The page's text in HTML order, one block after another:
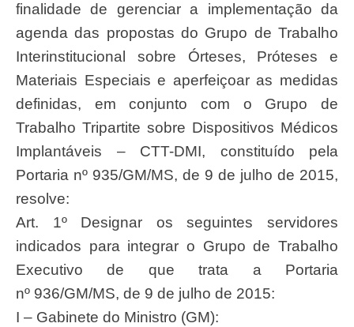
finalidade de gerenciar a implementação da
agenda das propostas do Grupo de Trabalho
Interinstitucional sobre Órteses, Próteses e
Materiais Especiais e aperfeiçoar as medidas
definidas, em conjunto com o Grupo de
Trabalho Tripartite sobre Dispositivos Médicos
Implantáveis – CTT-DMI, constituído pela
Portaria nº 935/GM/MS, de 9 de julho de 2015,
resolve:
Art. 1º Designar os seguintes servidores
indicados para integrar o Grupo de Trabalho
Executivo de que trata a Portaria
nº 936/GM/MS, de 9 de julho de 2015:
I – Gabinete do Ministro (GM):